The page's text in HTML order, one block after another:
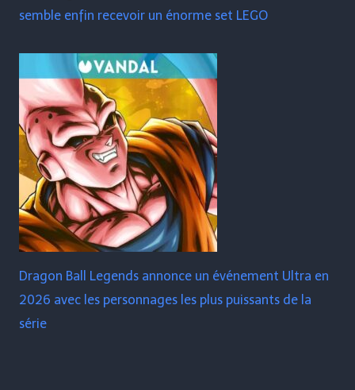
semble enfin recevoir un énorme set LEGO
Dragon Ball Legends annonce un événement Ultra en
2026 avec les personnages les plus puissants de la
série